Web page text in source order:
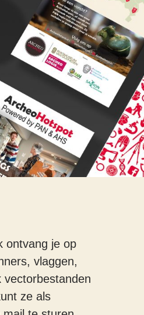
ontvang je op
vlaggen,
ze als